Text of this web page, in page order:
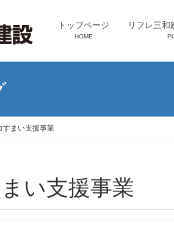
トップページ
HOME
リフレ三和
すまい支援事業
い支援事業